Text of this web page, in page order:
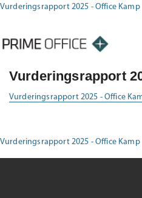
Vurderingsrapport 2025 - Office Kamp
Vurderingsrapport
Vurderingsrapport 2025 - Office
Vurderingsrapport 2025 - Office Kamp